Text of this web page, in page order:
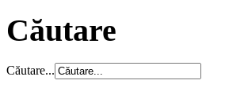
Căutare
Căutare...